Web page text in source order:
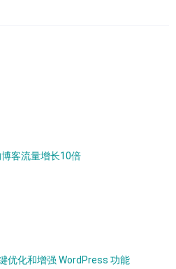
客流量增长10倍
优化和增强 WordPress 功能